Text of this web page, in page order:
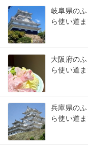
岐阜県の
ら使い道
大阪府の
ら使い道
兵庫県の
ら使い道